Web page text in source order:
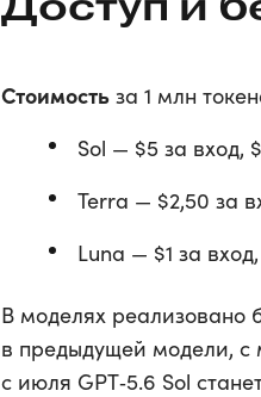
Стоимость за 1 млн
Sol — $5 за вход,
Terra — $2,50 за
Luna — $1 за
В моделях реализовано
в предыдущей модели,
с июля GPT‑5.6 Sol